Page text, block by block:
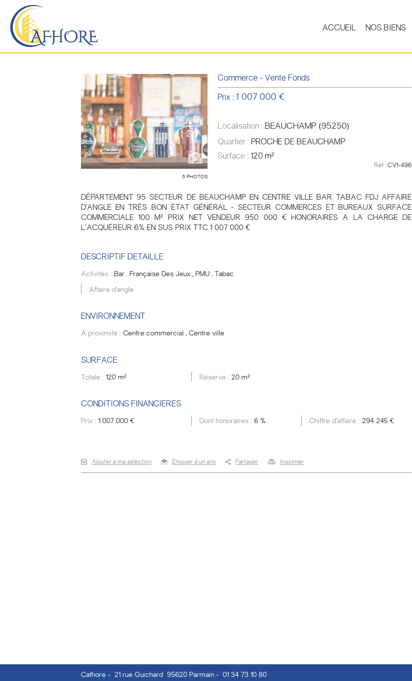
ACCUEIL NOS BIENS
Commerce - Vente Fonds
Prix : 1 007 000 €
Localisation : BEAUCHAMP (95250)
Quartier : PROCHE DE BEAUCHAMP
Surface : 120 m²
Réf : CV1-496
5 PHOTOS
DÉPARTEMENT 95 SECTEUR DE BEAUCHAMP EN CENTRE VILLE BAR TABAC FDJ AFFAIRE
D'ANGLE EN TRÈS BON ÉTAT GÉNÉRAL - SECTEUR COMMERCES ET BUREAUX SURFACE
COMMERCIALE 100 M² PRIX NET VENDEUR 950 000 € HONORAIRES A LA CHARGE DE
L’ACQUÉREUR 6% EN SUS PRIX TTC 1 007 000 €
DESCRIPTIF DETAILLÉ
Activités : Bar , Française Des Jeux PMU , Tabac
Affaire d'angle
ENVIRONNEMENT
A proximité : Centre commercial , Centre ville
SURFACE
Totale : 120 m² Réserve : 20 m²
CONDITIONS FINANCIÈRES
Prix : 1 007 000 € Dont honoraires : 6 % Chiffre d'affaire :294 245 €
Ajouter à ma sélection Envoyer à un ami Partager Imprimer
Cafhore - 21 rue Guichard 95620 Parmain - 01 34 73 10 80